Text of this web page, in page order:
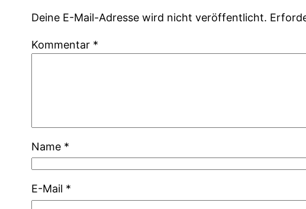
Deine E-Mail-Adresse wird nicht veröffentlicht.
Kommentar *
Name *
E-Mail *